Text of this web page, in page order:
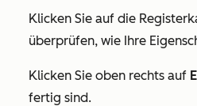
Klicken Sie auf die
überprüfen, wie Ihre
Klicken Sie oben rechts auf
fertig sind.